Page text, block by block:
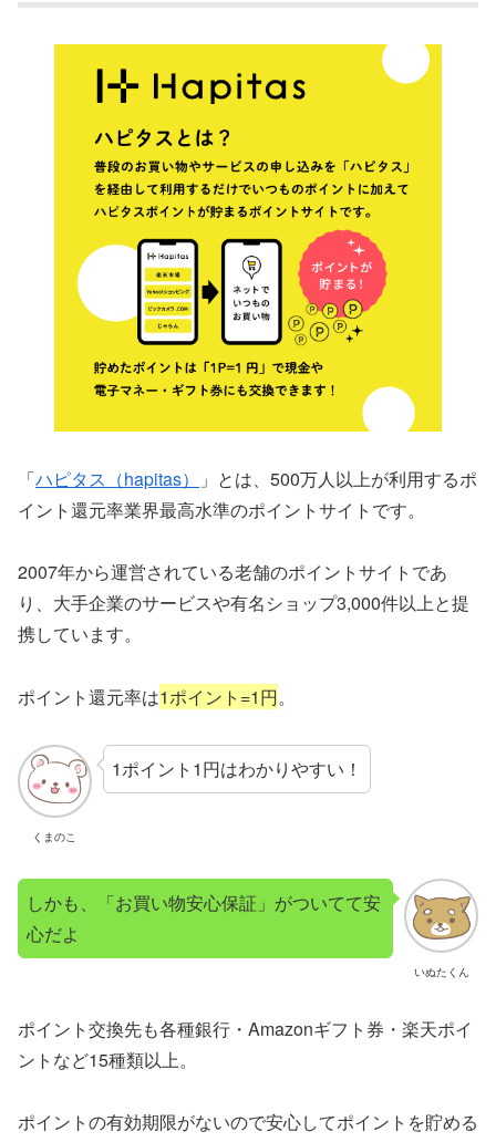
「ハピタス（hapitas）
」とは、500万人以上が利用するポ
イント還元率業界最高水準のポイントサイトです。
2007年から運営されている老舗のポイントサイトであ
り、大手企業のサービスや有名ショップ3,000件以上と提
携しています。
ポイント還元率は1ポイント=1円。
くまのこ
1ポイント1円はわかりやすい！
いぬたくん
しかも、「お買い物安心保証」がついてて安
心だよ
ポイント交換先も各種銀行・Amazonギフト券・楽天ポイ
ントなど15種類以上。
ポイントの有効期限がないので安心してポイントを貯める